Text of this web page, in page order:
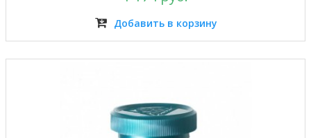
Добавить в корзину